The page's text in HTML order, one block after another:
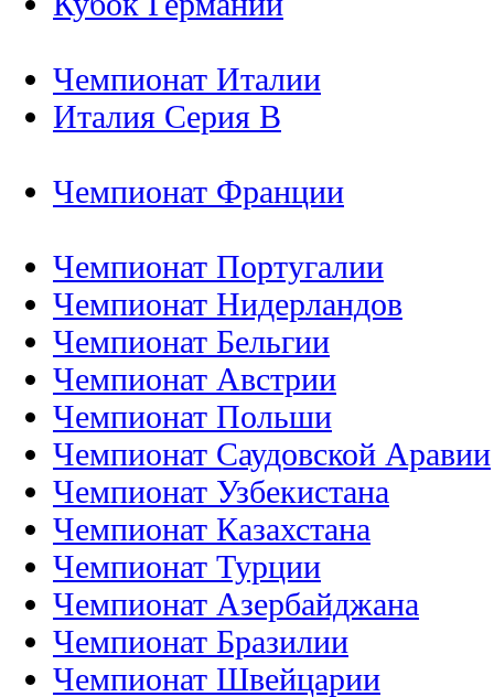
Чемпионат Италии
Италия Серия B
Чемпионат Франции
Чемпионат Португалии
Чемпионат Нидерландов
Чемпионат Бельгии
Чемпионат Австрии
Чемпионат Польши
Чемпионат Саудовской Аравии
Чемпионат Узбекистана
Чемпионат Казахстана
Чемпионат Турции
Чемпионат Азербайджана
Чемпионат Бразилии
Чемпионат Швейцарии